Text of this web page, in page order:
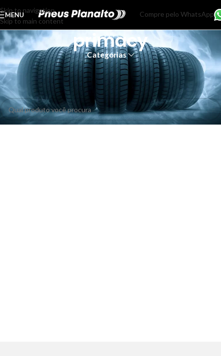
Skip to navigation
Skip to main content
MENU Compre pelo WhatsApp
primacy
Categorias
Início Produtos marcados com a tag “primacy”
Nenhum produto foi encontrado para a sua seleção.